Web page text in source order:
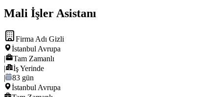
Mali İşler Asistanı
Firma Adı Gizli
İstanbul Avrupa
|
Tam Zamanlı
|
İş Yerinde
|
83 gün
İstanbul Avrupa